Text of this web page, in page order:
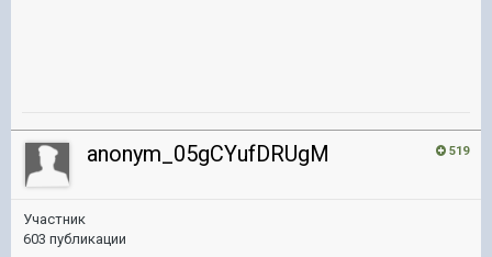
519
anonym_05gCYufDRUgM
Участник
603 публикации